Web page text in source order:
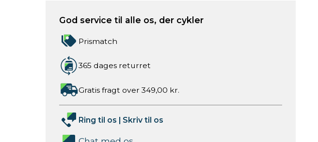
God service til alle os, der cykler
Prismatch
365 dages returret
Gratis fragt over 349,00 kr.
Ring til os | Skriv til os